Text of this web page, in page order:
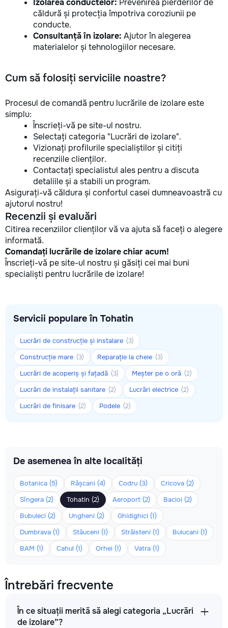
Izolarea conductelor: Prevenirea pierderilor de
căldură și protecția împotriva coroziunii pe
conducte.
Consultanță în izolare: Ajutor în alegerea
materialelor și tehnologiilor necesare.
Cum să folosiți serviciile noastre?
Procesul de comandă pentru lucrările de izolare este
simplu:
Înscrieți-vă pe site-ul nostru.
Selectați categoria "Lucrări de izolare".
Vizionați profilurile specialiștilor și citiți
recenziile clienților.
Contactați specialistul ales pentru a discuta
detaliile și a stabili un program.
Asigurați-vă căldura și confortul casei dumneavoastră cu
ajutorul nostru!
Recenzii și evaluări
Citirea recenziilor clienților vă va ajuta să faceți o alegere
informată.
Comandați lucrările de izolare chiar acum!
Înscrieți-vă pe site-ul nostru și găsiți cei mai buni
specialiști pentru lucrările de izolare!
Servicii populare în Tohatin
Lucrări de construcție și instalare (3)
Construcție mare (3) Reparație la cheie (3)
Lucrări de acoperiș și fațadă (3) Meșter pe o oră (2)
Lucrări de instalații sanitare (2) Lucrări electrice (2)
Lucrări de finisare (2) Podele (2)
De asemenea în alte localități
Botanica (5) Râșcani (4) Codru (3)
Cricova (2)
Sîngera (2)
Tohatin (2) Aeroport (2)
Bacioi (2)
Bubuieci (2)
Ungheni (2)
Ghidighici (1)
Dumbrava (1)
Stăuceni (1) Străisteni (1)
Buiucani (1)
BAM (1)
Cahul (1) Orhei (1) Vatra (1)
Întrebări frecvente
În ce situații merită să alegi categoria „Lucrări
de izolare”?